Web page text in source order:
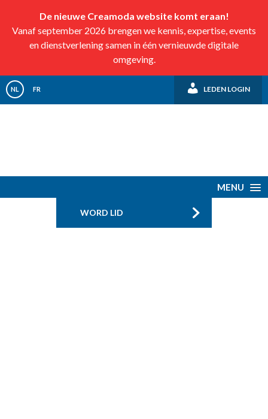
De nieuwe Creamoda website komt eraan!
Vanaf september 2026 brengen we kennis, expertise, events
en dienstverlening samen in één vernieuwde digitale
omgeving.
NL FR LEDEN LOGIN
MENU
WORD LID